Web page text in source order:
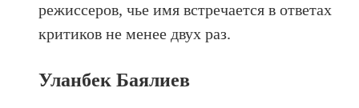
режиссеров, чье имя встречается в ответах
критиков не менее двух раз.
Уланбек Баялиев